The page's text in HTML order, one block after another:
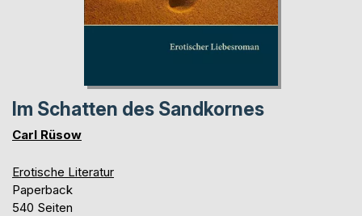
Im Schatten des Sandkornes
Carl Rüsow
Erotische Literatur
Paperback
540 Seiten